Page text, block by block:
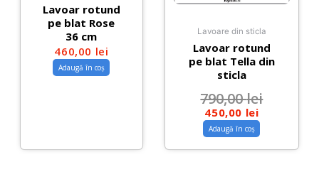
Lavoar rotund
pe blat Rose
36 cm
460,00 lei
Adaugă în coș
Lavoare din sticla
Lavoar rotund
pe blat Tella din
sticla
790,00lei
450,00 lei
Adaugă în coș